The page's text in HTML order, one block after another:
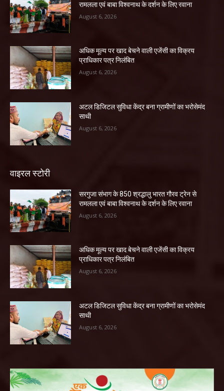
रामलला एवं बाबा विश्वनाथ के दर्शन के लिए रवाना
August 6, 2026
अधिक मूल्य पर खाद बेचने वाली एजेंसी का विक्रय
प्राधिकार पत्र निलंबित
August 6, 2026
अटल डिजिटल सुविधा केंद्र बना ग्रामीणों का भरोसेमंद
साथी
August 6, 2026
वाइरल स्टोरी
सरगुजा संभाग के 850 श्रद्धालु भारत गौरव ट्रेन से
रामलला एवं बाबा विश्वनाथ के दर्शन के लिए रवाना
August 6, 2026
अधिक मूल्य पर खाद बेचने वाली एजेंसी का विक्रय
प्राधिकार पत्र निलंबित
August 6, 2026
अटल डिजिटल सुविधा केंद्र बना ग्रामीणों का भरोसेमंद
साथी
August 6, 2026